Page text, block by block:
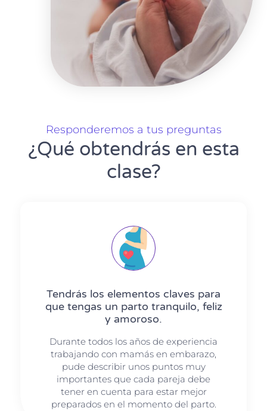
Responderemos a tus preguntas
¿Qué obtendrás en esta
clase?
Tendrás los elementos claves para
que tengas un parto tranquilo, feliz
y amoroso.
Durante todos los años de experiencia
trabajando con mamás en embarazo,
pude des​​​​​​​cribir unos puntos muy
importantes que cada pareja debe
tener en cuenta para estar mejor
preparados en el momento del parto.